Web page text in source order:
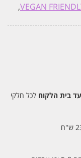
,
בית הלקוח לכל חלקי